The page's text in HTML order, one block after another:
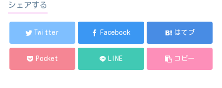
シェアする
Twitter Facebook はてブ
Pocket LINE コピー